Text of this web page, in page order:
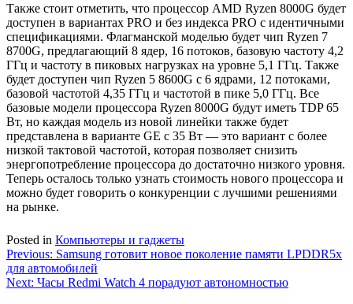
Также стоит отметить, что процессор AMD Ryzen 8000G будет
доступен в вариантах PRO и без индекса PRO с идентичными
спецификациями. Флагманской моделью будет чип Ryzen 7
8700G, предлагающий 8 ядер, 16 потоков, базовую частоту 4,2
ГГц и частоту в пиковых нагрузках на уровне 5,1 ГГц. Также
будет доступен чип Ryzen 5 8600G с 6 ядрами, 12 потоками,
базовой частотой 4,35 ГГц и частотой в пике 5,0 ГГц. Все
базовые модели процессора Ryzen 8000G будут иметь TDP 65
Вт, но каждая модель из новой линейки также будет
представлена в варианте GE с 35 Вт — это вариант с более
низкой тактовой частотой, которая позволяет снизить
энергопотребление процессора до достаточно низкого уровня.
Теперь осталось только узнать стоимость нового процессора и
можно будет говорить о конкуренции с лучшими решениями
на рынке.
Posted in Компьютеры и гаджеты
Навигация
по
Previous: Samsung готовит новое поколение памяти LPDDR5x
для автомобилей
Next: Часы Redmi Watch 4 порадуют автономностью